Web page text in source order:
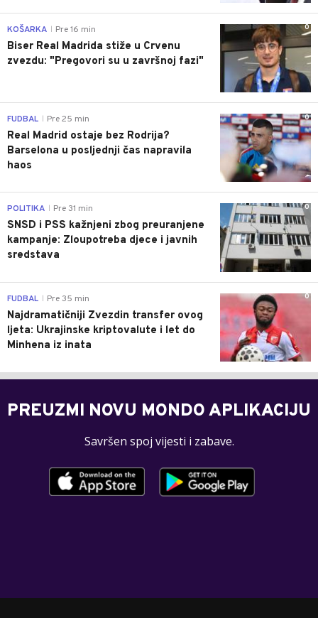
0
KOŠARKA Pre 16 min
Biser Real Madrida stiže u Crvenu
zvezdu: "Pregovori su u završnoj fazi"
0
FUDBAL Pre 25 min
Real Madrid ostaje bez Rodrija?
Barselona u posljednji čas napravila
haos
0
POLITIKA Pre 31 min
SNSD i PSS kažnjeni zbog preuranjene
kampanje: Zloupotreba djece i javnih
sredstava
0
FUDBAL Pre 35 min
Najdramatičniji Zvezdin transfer ovog
ljeta: Ukrajinske kriptovalute i let do
Minhena iz inata
PREUZMI NOVU MONDO APLIKACIJU
Savršen spoj vijesti i zabave.